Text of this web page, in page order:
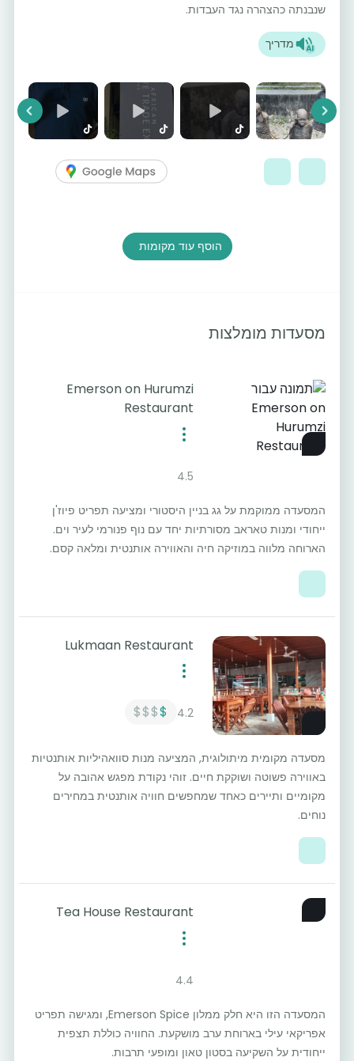
שנבנתה כהצהרה נגד העבדות.
מדריך
Next
הוסף עוד מקומות
מסעדות מומלצות
Emerson on Hurumzi
Restaurant
4.5
המסעדה ממוקמת על גג בניין היסטורי ומציעה תפריט פיוז'ן
ייחודי ומנות טאראב מסורתיות יחד עם נוף פנורמי לעיר וים.
הארוחה מלווה במוזיקה חיה והאווירה אותנטית ומלאה קסם.
Lukmaan Restaurant
4.2
$
$$$
מסעדה מקומית מיתולוגית, המציעה מנות סוואהיליות אותנטיות
באווירה פשוטה ושוקקת חיים. זוהי נקודת מפגש אהובה על
מקומיים ותיירים כאחד שמחפשים חוויה אותנטית במחירים
נוחים.
Tea House Restaurant
4.4
המסעדה הזו היא חלק ממלון Emerson Spice, ומגישה תפריט
אפריקאי עילי בארוחת ערב מושקעת. החוויה כוללת תצפית
ייחודית על השקיעה בסטון טאון ומופעי תרבות.